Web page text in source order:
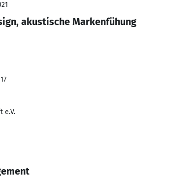
akustische Markenfühung
e.V.